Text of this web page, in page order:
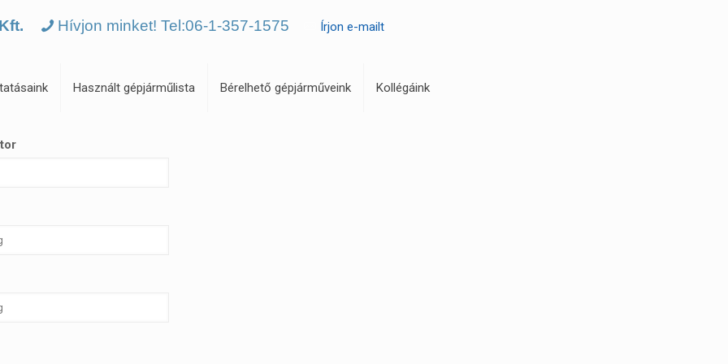
Hívjon minket! Tel:06-1-357-1575 Írjon e-mailt
Használt gépjárműlista Bérelhető gépjárműveink Kollégáink